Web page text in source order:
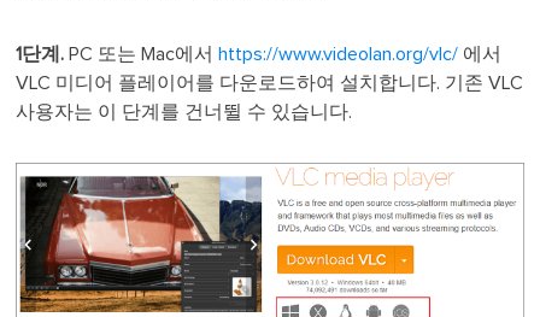
1단계.PC 또는 Mac에서 https://www.videolan.org/vlc/ 에서
VLC 미디어 플레이어를 다운로드하여 설치합니다. 기존 VLC
사용자는 이 단계를 건너뛸 수 있습니다.